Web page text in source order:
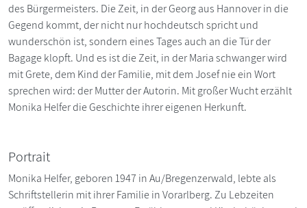
des Bürgermeisters. Die Zeit, in der Georg aus Hannover in die
Gegend kommt, der nicht nur hochdeutsch spricht und
wunderschön ist, sondern eines Tages auch an die Tür der
Bagage klopft. Und es ist die Zeit, in der Maria schwanger wird
mit Grete, dem Kind der Familie, mit dem Josef nie ein Wort
sprechen wird: der Mutter der Autorin. Mit großer Wucht erzählt
Monika Helfer die Geschichte ihrer eigenen Herkunft.
Portrait
Monika Helfer, geboren 1947 in Au/Bregenzerwald, lebte als
Schriftstellerin mit ihrer Familie in Vorarlberg. Zu Lebzeiten